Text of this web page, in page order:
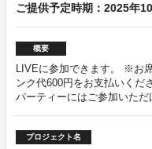
ご提供予定時期：2025年
概要
LIVEに参加できます。 ※お
ンク代600円をお支払いく
パーティーにはご参加いただ
プロジェクト名